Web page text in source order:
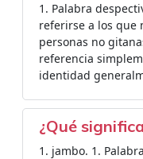
1. Palabra
referirse a los que
personas no
referencia
identidad
¿Qué
1. jambo. 1.